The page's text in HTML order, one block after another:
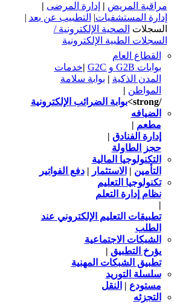
مراقبة المريض | إدارة المرضى |
إدارة المستشفيات| التطبيب عن بعد |
السجلات الصحية الإلكترونية /
السجلات الطبية الإلكترونية
القطاع العام
بوابات G2B و G2C
|خدمات
المدن الذكية | بوابة سلامة
المواطن |
/strong>
بوابة الضرائب الإلكترونية
الضيافه
مطعم |
إدارة الفنادق |
حجز الطاولة
التكنولوجيا المالية
التأمين | الاستثمار |دفع الفواتير
تكنولوجيا التعليم
نظام إدارة التعلم
|
تطبيقات التعليم الإلكتروني عند
الطلب
الشبكات الاجتماعية
يؤرخ التطبيق |
تطبيق الشبكات المهنية
سلسلة التوريد
مستودع | النقل
التجزئه